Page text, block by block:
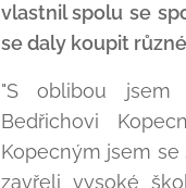
vlastnil spolu se
se daly koupit
"S oblibou jsem
Bedřichovi
Kopecným jsem se
zavřeli vysoké